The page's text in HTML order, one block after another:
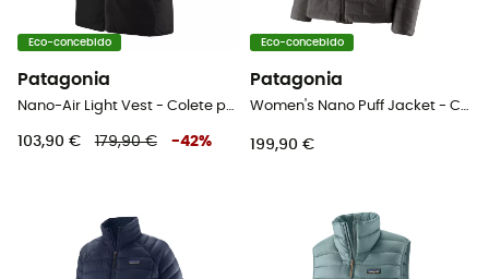
Eco-concebido
Patagonia
Nano-Air Light Vest - Colete penas homem
103,90 € 179,90 € -42%
Eco-concebido
Patagonia
Women's Nano Puff Jacket - Casaco penas mulher
199,90 €